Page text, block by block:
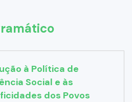
à Política de
Social e às
dos Povos